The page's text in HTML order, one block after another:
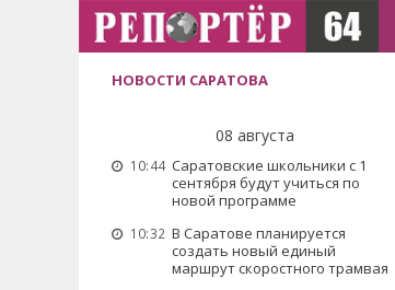
НОВОСТИ САРАТОВА
08 августа
10:44 Саратовские школьники с 1
сентября будут учиться по
новой программе
10:32 В Саратове планируется
создать новый единый
маршрут скоростного трамвая